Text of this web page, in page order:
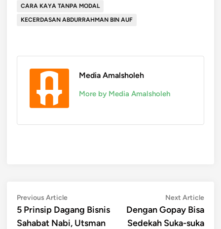
CARA KAYA TANPA MODAL
KECERDASAN ABDURRAHMAN BIN AUF
Media Amalsholeh
More by Media Amalsholeh
Post
navigation
Previous ArticlePrevious
article:
5 Prinsip Dagang Bisnis
Sahabat Nabi, Utsman
Next ArticleNext
Dengan Gopay Bisa
Sedekah Suka-suka